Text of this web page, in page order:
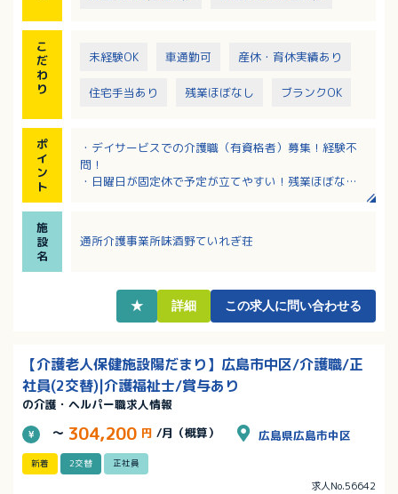
こ
だ
わ
り
未経験OK 車通勤可 産休・育休実績あり
住宅手当あり 残業ほぼなし ブランクOK
ポ
イ
ン
ト
・デイサービスでの介護職（有資格者）募集！経験不
問！
・日曜日が固定休で予定が立てやすい！残業ほぼな
・該当者には住宅手当、扶養手当あり！各種手当充実
です。
施
設
名
通所介護事業所味酒野ていれぎ荘
★ 詳細 この求人に問い合わせる
【介護老人保健施設陽だまり】広島市中区/介護職/正
社員(2交替)|介護福祉士/賞与あり
の介護・ヘルパー職求人情報
～ 304,200 円 /月（概算） 広島県広島市中区
新着 2交替 正社員
求人No.56642